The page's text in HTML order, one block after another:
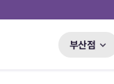
부산점